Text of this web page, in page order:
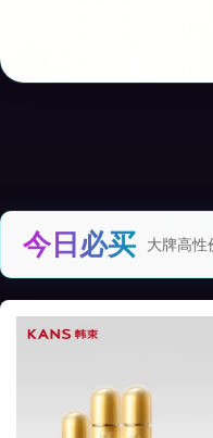
今日必买 大牌高性